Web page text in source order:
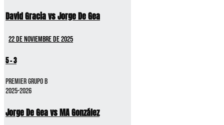
David Gracia vs Jorge De Gea
22 de noviembre de 2025
5-3
Premier GRUPO B
2025-2026
Jorge De Gea vs MA González